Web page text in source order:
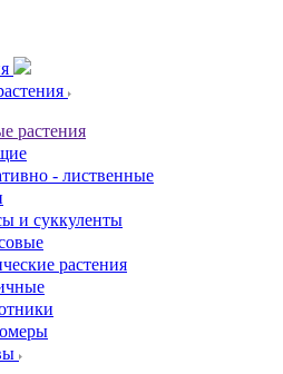
растения
- лиственные
и суккуленты
растения